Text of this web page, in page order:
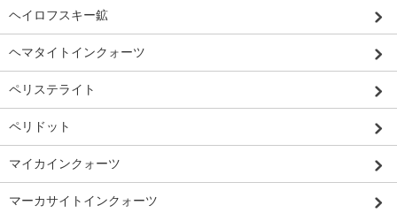
ヘイロフスキー鉱
ヘマタイトインクォーツ
ペリステライト
ペリドット
マイカインクォーツ
マーカサイトインクォーツ